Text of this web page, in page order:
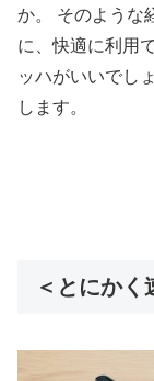
か。 そのような
に、快適に利用
ッハがいいでし
します。
＜とにかく